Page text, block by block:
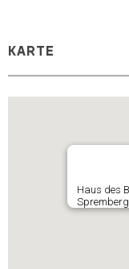
KARTE
Haus des